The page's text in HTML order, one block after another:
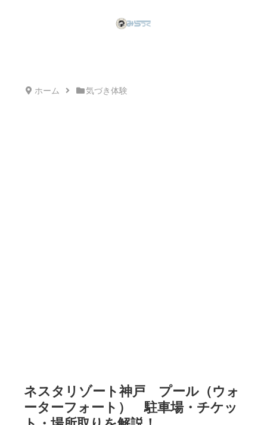
ホーム 気づき体験
ネスタリゾート神戸 プール（ウォ
ーターフォート） 駐車場・チケッ